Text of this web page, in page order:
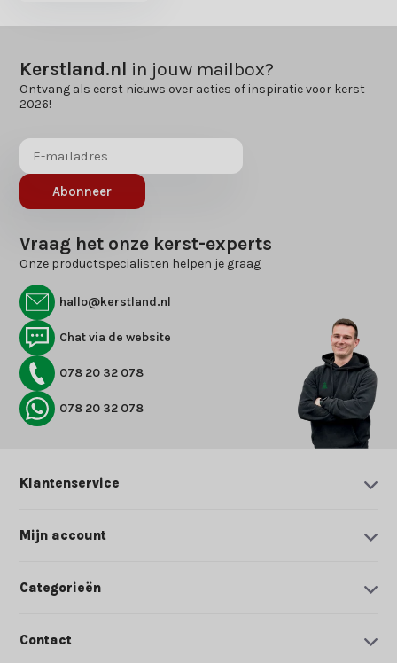
Kerstland.nl in jouw mailbox?
Ontvang als eerst nieuws over acties of inspiratie voor kerst
2026!
Abonneer
Vraag het onze kerst-experts
Onze productspecialisten helpen je graag
hallo@kerstland.nl
Chat via de website
078 20 32 078
078 20 32 078
Klantenservice
Mijn account
Categorieën
Contact